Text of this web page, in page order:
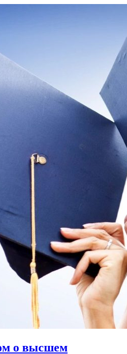
о высшем